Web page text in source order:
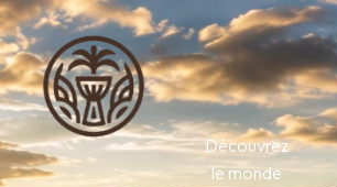
Aller
au
contenu
Découvrez
le monde